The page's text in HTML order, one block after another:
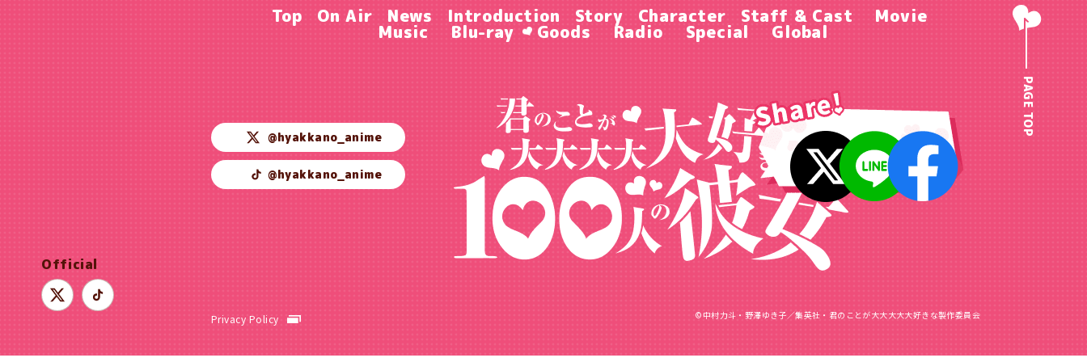
Official
Top On Air News Introduction Story Character Staff & Cast Movie
Music Blu-ray Goods Radio Special Global
@hyakkano_anime
@hyakkano_anime
Privacy Policy ©中村力斗・野澤ゆき子／集英社・君のことが大大大大大好きな製作委員会
PAGE TOP